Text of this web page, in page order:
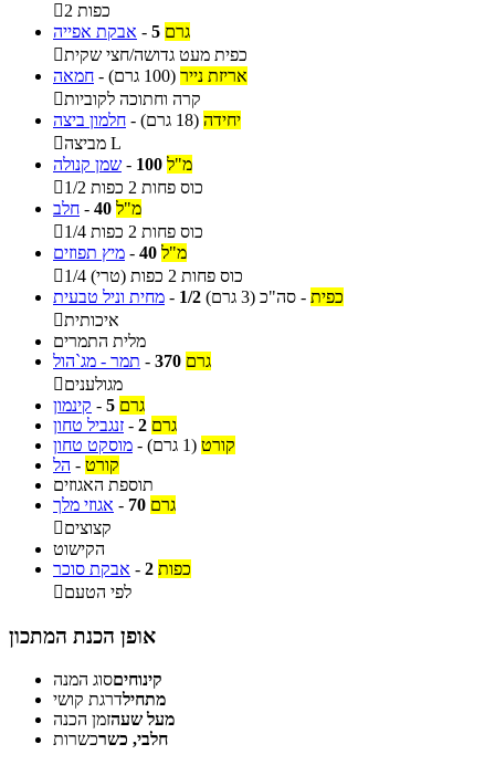

2 כפות
אבקת אפייה - 5 גרם
כפית מעט גדושה/חצי שקית
חמאה - אריזת נייר (100 גרם)
קרה וחתוכה לקוביות
חלמון ביצה - יחידה (18 גרם)

מביצה L
שמן קנולה - 100 מ"ל

1/2 כוס פחות 2 כפות
חלב - 40 מ"ל

1/4 כוס פחות 2 כפות
מיץ תפוזים - 40 מ"ל

1/4 כוס פחות 2 כפות (טרי)
מחית וניל טבעית - 1/2 כפית - סה"כ (3 גרם)
איכותית
מלית התמרים
תמר - מג`הול - 370 גרם
מגולענים
קינמון - 5 גרם
זנגביל טחון - 2 גרם
מוסקט טחון - קורט (1 גרם)
הל - קורט
תוספת האגוזים
אגוזי מלך - 70 גרם
קצוצים
הקישוט
אבקת סוכר - 2 כפות
לפי הטעם
אופן הכנת המתכון
קינוחיםסוג המנה
מתחילדרגת קושי
מעל שעהזמן הכנה
חלבי, כשרכשרות